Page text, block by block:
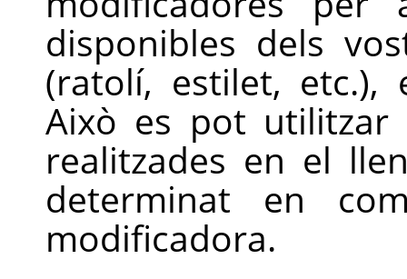
disponibles dels
(ratolí, estilet, etc.),
Això es pot utilitzar
realitzades en el
determinat en
modificadora.